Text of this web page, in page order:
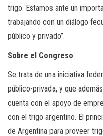
trigo. Estamos ante un
trabajando con un diálogo
público y privado”.
Sobre el Congreso
Se trata de una iniciativa
público-privada, y que
cuenta con el apoyo de
con el trigo argentino. El
de Argentina para proveer